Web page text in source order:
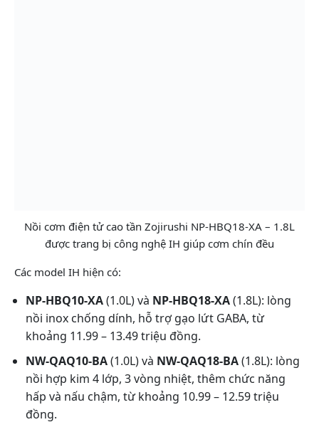
Nồi cơm điện tử cao tần Zojirushi NP-HBQ18-XA – 1.8L
được trang bị công nghệ IH giúp cơm chín đều
Các model IH hiện có:
NP-HBQ10-XA(1.0L) và NP-HBQ18-XA(1.8L): lòng
nồi inox chống dính, hỗ trợ gạo lứt GABA, từ
khoảng 11.99 – 13.49 triệu đồng.
NW-QAQ10-BA(1.0L) và NW-QAQ18-BA(1.8L): lòng
nồi hợp kim 4 lớp, 3 vòng nhiệt, thêm chức năng
hấp và nấu chậm, từ khoảng 10.99 – 12.59 triệu
đồng.